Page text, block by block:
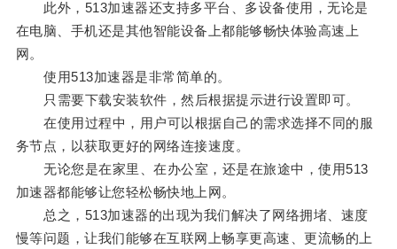
此外，513加速器还支持多平台、多设备使用，无论是
在电脑、手机还是其他智能设备上都能够畅快体验高速上
网。
使用513加速器是非常简单的。
只需要下载安装软件，然后根据提示进行设置即可。
在使用过程中，用户可以根据自己的需求选择不同的服
务节点，以获取更好的网络连接速度。
无论您是在家里、在办公室，还是在旅途中，使用513
加速器都能够让您轻松畅快地上网。
总之，513加速器的出现为我们解决了网络拥堵、速度
慢等问题，让我们能够在互联网上畅享更高速、更流畅的上